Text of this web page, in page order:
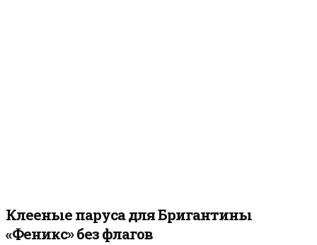
Клееные паруса для Бригантины
«Феникс» без флагов